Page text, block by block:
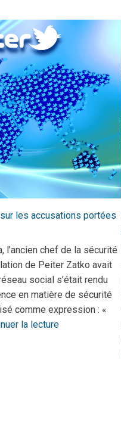
les accusations portées
l’ancien chef de la sécurité
de Peiter Zatko avait
social s’était rendu
en matière de sécurité
comme expression : «
la lecture